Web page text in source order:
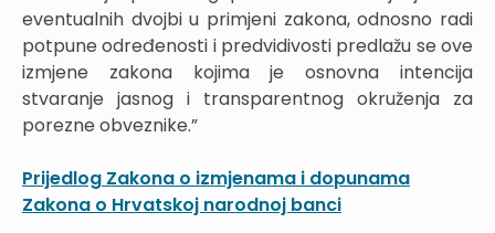
eventualnih dvojbi u primjeni zakona, odnosno radi
potpune određenosti i predvidivosti predlažu se ove
izmjene zakona kojima je osnovna intencija
stvaranje jasnog i transparentnog okruženja za
porezne obveznike.”
Prijedlog Zakona o izmjenama i dopunama
Zakona o Hrvatskoj narodnoj banci